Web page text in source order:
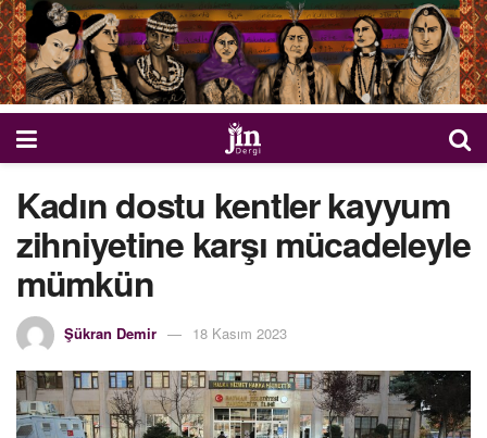
Kadın dostu kentler kayyum
zihniyetine karşı mücadeleyle
mümkün
Şükran Demir 18 Kasım 2023